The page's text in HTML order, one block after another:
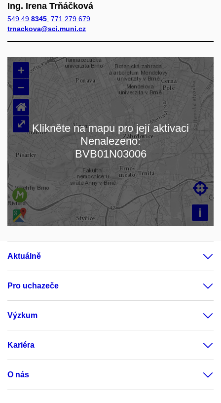
Ing. Irena Trňáčková
549 49 8345 771 279 679
trnackova@sci.muni.cz
Načítám mapu…
+
–
i

⌂
⤢ Klikněte na mapu pro její aktivaci
Nenalezeno:
BVB01N03006
Aktuálně
Pro uchazeče
Výzkum
Kariéra
O nás